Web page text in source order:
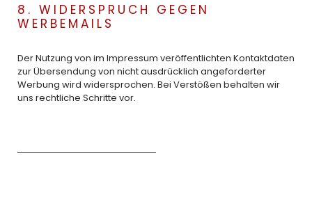
8. WIDERSPRUCH GEGEN
WERBEMAILS
Der Nutzung von im Impressum veröffentlichten Kontaktdaten
zur Übersendung von nicht ausdrücklich angeforderter
Werbung wird widersprochen. Bei Verstößen behalten wir
uns rechtliche Schritte vor.